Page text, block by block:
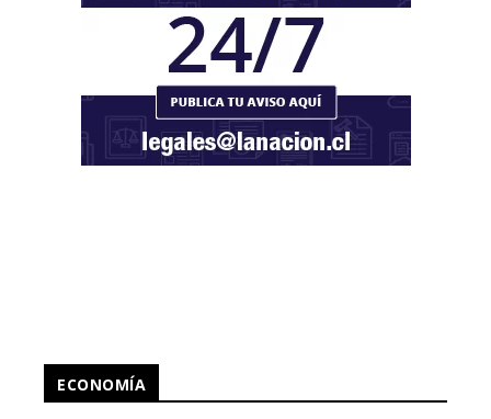
ECONOMÍA